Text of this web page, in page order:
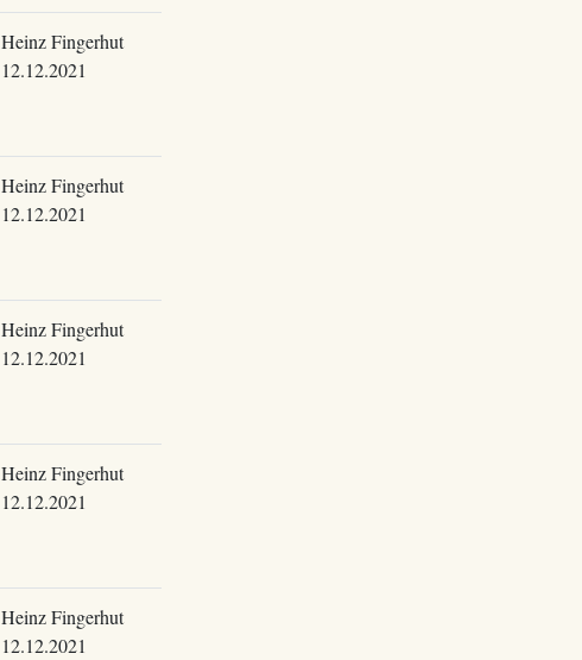
Heinz Fingerhut
12.12.2021
Heinz Fingerhut
12.12.2021
Heinz Fingerhut
12.12.2021
Heinz Fingerhut
12.12.2021
Heinz Fingerhut
12.12.2021